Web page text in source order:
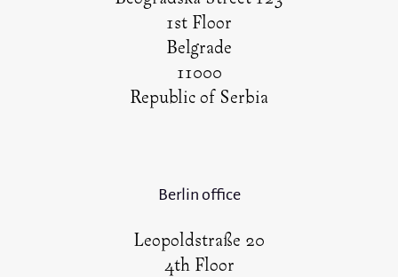
1st Floor
Belgrade
11000
Republic of Serbia
Berlin office
Leopoldstraße 20
4th Floor